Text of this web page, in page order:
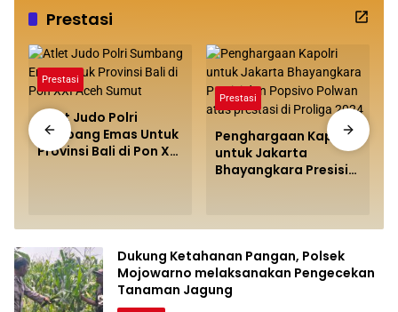
Prestasi
Prestasi
Atlet Judo Polri
Sumbang Emas Untuk
Provinsi Bali di Pon XXI
Prestasi
Penghargaan Kapolri
untuk Jakarta
Bhayangkara Presisi
Dukung Ketahanan Pangan, Polsek
Mojowarno melaksanakan Pengecekan
Tanaman Jagung